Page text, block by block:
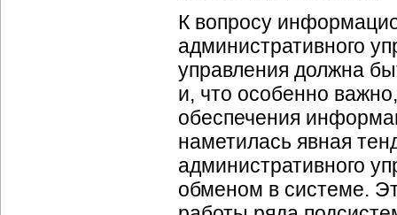
К вопросу
административного
управления должна
и, что особенно
обеспечения
наметилась явная
административного
обменом в системе.